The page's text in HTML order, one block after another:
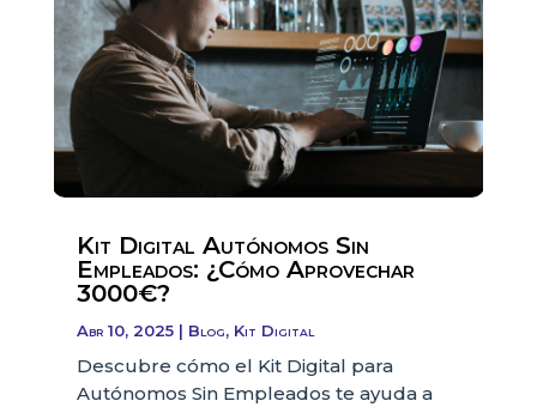
Kit Digital Autónomos Sin
Empleados: ¿Cómo Aprovechar
3000€?
Abr 10, 2025| Blog, Kit Digital
Descubre cómo el Kit Digital para
Autónomos Sin Empleados te ayuda a